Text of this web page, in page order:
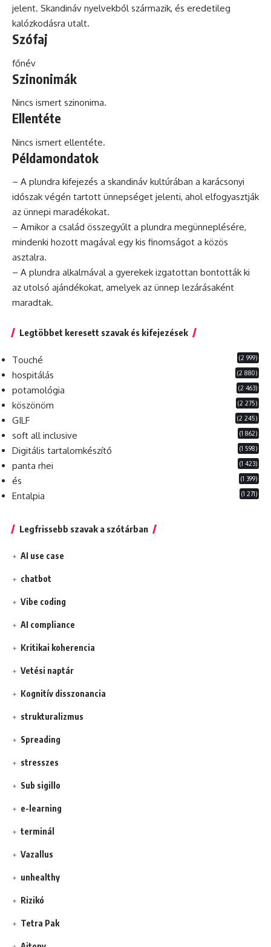
jelent. Skandináv nyelvekből származik, és eredetileg
kalózkodásra utalt.
Szófaj
főnév
Szinonimák
Nincs ismert szinonima.
Ellentéte
Nincs ismert ellentéte.
Példamondatok
– A plundra kifejezés a skandináv kultúrában a karácsonyi
időszak végén tartott ünnepséget jelenti, ahol elfogyasztják
az ünnepi maradékokat.
– Amikor a család összegyűlt a plundra megünneplésére,
mindenki hozott magával egy kis finomságot a közös
asztalra.
– A plundra alkalmával a gyerekek izgatottan bontották ki
az utolsó ajándékokat, amelyek az ünnep lezárásaként
maradtak.
Legtöbbet keresett szavak és kifejezések
Touché (2 999)
hospitálás (2 880)
potamológia (2 463)
köszönöm (2 275)
GILF (2 245)
soft all inclusive (1 862)
Digitális tartalomkészítő (1 598)
panta rhei (1 423)
és (1 399)
Entalpia (1 271)
Legfrissebb szavak a szótárban
AI use case
chatbot
Vibe coding
AI compliance
Kritikai koherencia
Vetési naptár
Kognitív disszonancia
strukturalizmus
Spreading
stresszes
Sub sigillo
e-learning
terminál
Vazallus
unhealthy
Rizikó
Tetra Pak